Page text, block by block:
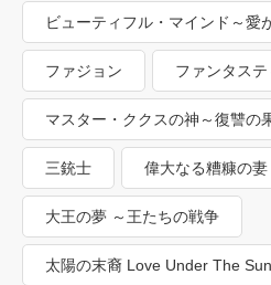
ビューティフル・マインド～愛
ファジョン ファンタス
マスター・ククスの神～復讐の
三銃士 偉大なる糟糠の妻
大王の夢 ～王たちの戦争
太陽の末裔 Love Under The Sun